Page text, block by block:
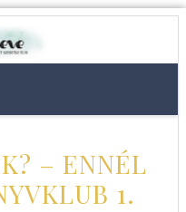
– ENNÉL
1.